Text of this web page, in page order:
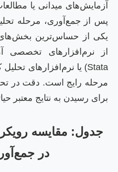
آزمایش‌های میدانی یا
پس از جمع‌آوری، مرحله
یکی از حساس‌ترین بخش‌های
مرحله رایج است. دقت در
برای رسیدن به نتایج معتبر
جدول: مقایسه
در